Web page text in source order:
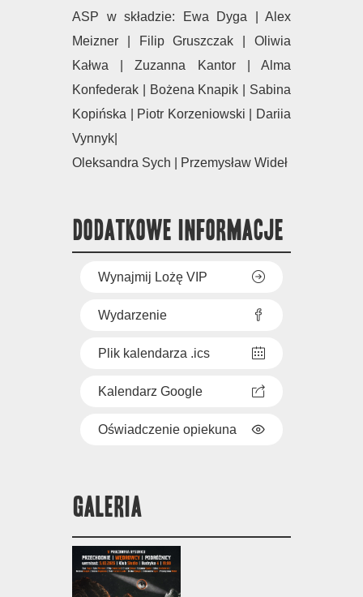
ASP w składzie: Ewa Dyga | Alex
Meizner | Filip Gruszczak | Oliwia
Kałwa | Zuzanna Kantor | Alma
Konfederak | Bożena Knapik | Sabina
Kopińska | Piotr Korzeniowski | Dariia
Vynnyk|
Oleksandra Sych | Przemysław Wideł
DODATKOWE INFORMACJE
Wynajmij Lożę VIP
Wydarzenie
Plik kalendarza .ics
Kalendarz Google
Oświadczenie opiekuna
GALERIA